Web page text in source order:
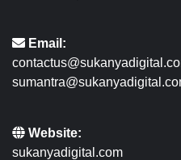
Email:
Website:
sukanyadigital.com